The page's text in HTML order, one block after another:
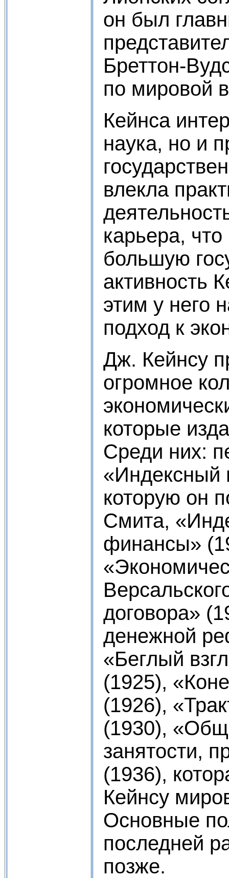
он был
Бреттон-
по мировой
Кейнса
наука, но и
влекла
карьера,
большую
активность
этим у него
подход к
Дж. Кейнсу
огромное
которые
Среди них:
«Индексный
которую он
Смита,
финансы»
договора»
денежной
«Беглый
(1925),
(1926),
(1930),
занятости,
(1936),
Кейнсу
Основные
последней
позже.